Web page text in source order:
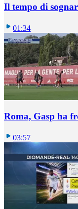
Il tempo di
01:34
Roma, Gasp ha
03:57